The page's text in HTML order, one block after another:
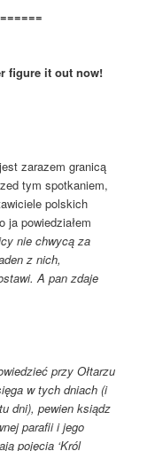
figure it out now!
zarazem granicą
tym spotkaniem,
polskich
ja powiedziałem
nie chwycą za
z nich,
A pan zdaje
przy Ołtarzu
w tych dniach (i
dni), pewien ksiądz
parafii i jego
pojęcia ‘Król